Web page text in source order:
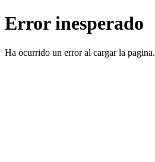
Error inesperado
Ha ocurrido un error al cargar la pagina.